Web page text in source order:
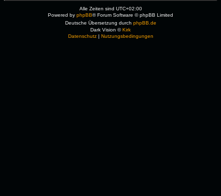
Alle Zeiten sind UTC+02:00
Powered by phpBB® Forum Software © phpBB Limited
Deutsche Übersetzung durch phpBB.de
Dark Vision ©Kirk
Datenschutz| Nutzungsbedingungen